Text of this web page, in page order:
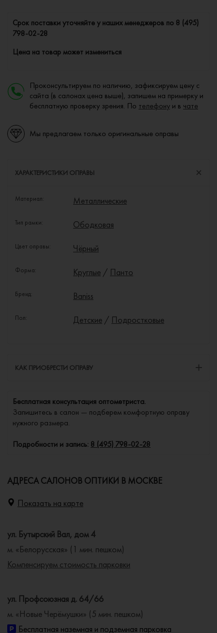
Cрок поставки уточняйте у наших менеджеров по 8 (495)
798-02-28
Цена на товар может измениться
Проконсультируем по наличию, зафиксируем цену с
сайта (в салонах цена выше), запишем на примерку и
бесплатную проверку зрения. По телефону и в чате
Мы предлагаем только оригинальные оправы
ХАРАКТЕРИСТИКИ ОПРАВЫ
Материал: Металлические
Тип рамки: Ободковая
Цвет оправы: Чёрный
Форма: Круглые / Панто
Бренд: Baniss
Пол: Детские / Подростковые
КАК ПРИОБРЕСТИ ОПРАВУ
Бесплатная консультация оптометриста.
Запишитесь в салон — подберем комфортную оправу
нужного размера.
Подробности и запись: 8 (495) 798-02-28
АДРЕСА САЛОНОВ ОПТИКИ В МОСКВЕ
Показать на карте
ул. Бутырский Вал, дом 4
м. «Белорусская» (1 мин. пешком)
Компенсируем стоимость парковки
ул. Профсоюзная д. 64/66
м. «Новые Черёмушки» (5 мин. пешком)
Бесплатная наземная и подземная парковка